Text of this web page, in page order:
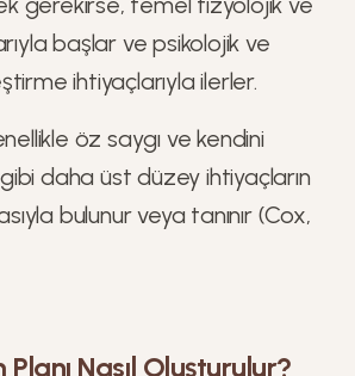
başlar ve psikolojik ve
ihtiyaçlarıyla ilerler.
öz saygı ve kendini
daha üst düzey ihtiyaçların
bulunur veya tanınır (Cox,
Planı Nasıl Oluşturulur?